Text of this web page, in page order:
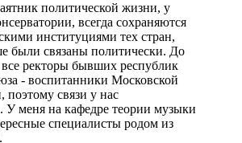
политической жизни, у
всегда сохраняются
институциями тех стран,
были связаны политически. До
ректоры бывших республик
- воспитанники Московской
поэтому связи у нас
У меня на кафедре теории музыки
специалисты родом из